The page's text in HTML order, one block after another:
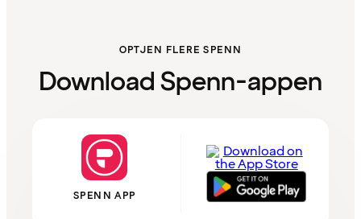
OPTJEN FLERE SPENN
Download Spenn-appen
SPENN APP